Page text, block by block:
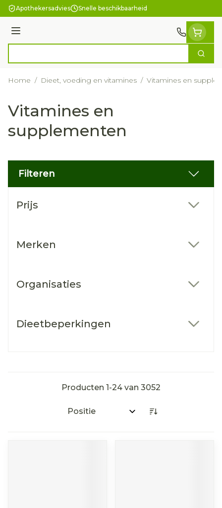
Ga naar de inhoud
Apothekersadvies Snelle beschikbaarheid
Menu
Zoek
Home / Dieet, voeding en vitamines / Vitamines en
Vitamines en
supplementen
Filteren
Prijs
Merken
Organisaties
Dieetbeperkingen
Producten 1-24 van 3052
Sorteer op: